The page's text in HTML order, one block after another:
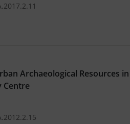
Archaeological Resources
Centre